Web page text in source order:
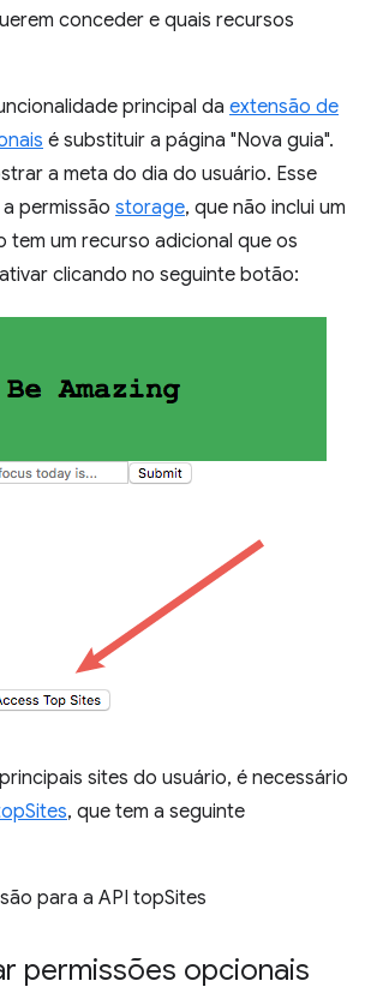
conceder e quais recursos
principal da extensão de
é substituir a página "Nova guia".
a meta do dia do usuário. Esse
permissão storage, que não inclui um
tem um recurso adicional que os
clicando no seguinte botão:
sites do usuário, é necessário
, que tem a seguinte
permissões opcionais